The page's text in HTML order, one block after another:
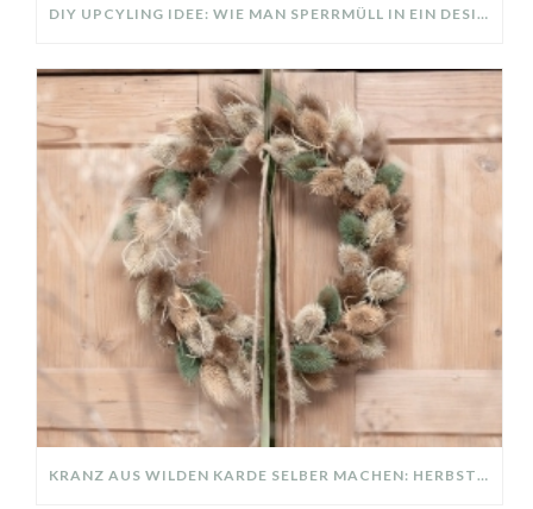
DIY UPCYLING IDEE: WIE MAN SPERRMÜLL IN EIN DESIGNER TEIL VERWANDELT
KRANZ AUS WILDEN KARDE SELBER MACHEN: HERBSTDEKO GANZ EINFACH